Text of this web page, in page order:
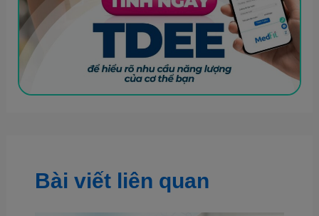
Bài viết liên quan